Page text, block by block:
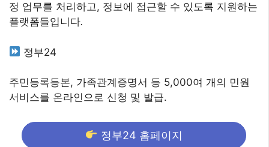
정 업무를 처리하고, 정보에 접근할 수 있도록 지원하는
플랫폼들입니다.
정부24
주민등록등본, 가족관계증명서 등 5,000여 개의 민원
서비스를 온라인으로 신청 및 발급.
정부24 홈페이지